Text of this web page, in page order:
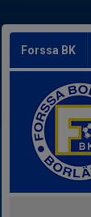
Forssa BK